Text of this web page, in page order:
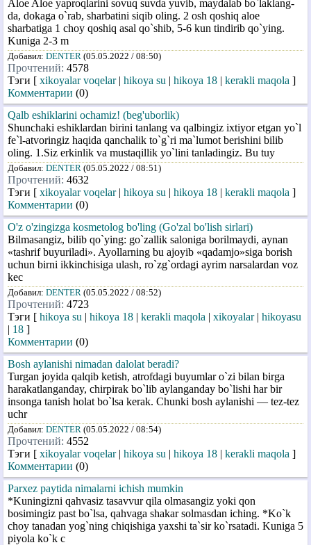
Aloe Aloe yaproqlarini sovuq suvda yuvib, maydalab bo`laklang-
da, dokaga o`rab, sharbatini siqib oling. 2 osh qoshiq aloe
sharbatiga 1 choy qoshiq asal qo`shib, 5-6 kun tindirib qo`ying.
Kuniga 2-3 m
Добавил: DENTER (05.05.2022 / 08:50)
Прочтений: 4578
Тэги [ xikoyalar voqelar| hikoya su | hikoya 18 | kerakli maqola ]
Комментарии (0)
Qalb eshiklarini ochamiz! (beg'uborlik)
Shunchaki eshiklardan birini tanlang va qalbingiz ixtiyor etgan yo`l
fe`l-atvoringiz haqida qanchalik to`g`ri ma`lumot berishini bilib
oling. 1.Siz erkinlik va mustaqillik yo`lini tanladingiz. Bu tuy
Добавил: DENTER (05.05.2022 / 08:51)
Прочтений: 4632
Тэги [ xikoyalar voqelar| hikoya su | hikoya 18 | kerakli maqola ]
Комментарии (0)
O'z o'zingizga kosmetolog bo'ling (Go'zal bo'lish sirlari)
Bilmasangiz, bilib qo`ying: go`zallik saloniga borilmaydi, aynan
«tashrif buyuriladi». Ayollarning bu ajoyib «qadamjo»siga borish
uchun birni ikkinchisiga ulash, ro`zg`ordagi ayrim narsalardan voz
kec
Добавил: DENTER (05.05.2022 / 08:52)
Прочтений: 4723
Тэги [ hikoya su | hikoya 18 | kerakli maqola | xikoyalar| hikoyasu
| 18 ]
Комментарии (0)
Bosh aylanishi nimadan dalolat beradi?
Turgan joyida qalqib ketish, atrofdagi buyumlar o`zi bilan birga
harakatlanganday, chirpirak bo`lib aylanganday bo`lishi har bir
insonga tanish holat bo`lsa kerak. Chunki bosh aylanishi — tez-tez
uchr
Добавил: DENTER (05.05.2022 / 08:54)
Прочтений: 4552
Тэги [ xikoyalar voqelar| hikoya su | hikoya 18 | kerakli maqola ]
Комментарии (0)
Parxez paytida nimalarni ichish mumkin
*Kuningizni qahvasiz tasavvur qila olmasangiz yoki qon
bosimingiz past bo`lsa, qahvaga shakar solmasdan iching. *Ko`k
choy tanadan yog`ning chiqishiga yaxshi ta`sir ko`rsatadi. Kuniga 5
piyola ko`k c